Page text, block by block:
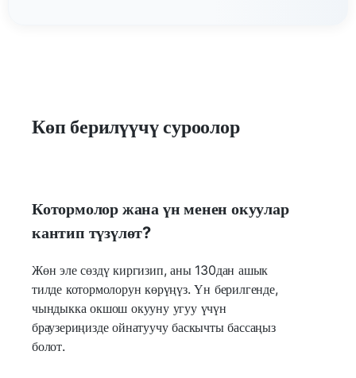
Көп берилүүчү суроолор
Котормолор жана үн менен окуулар
кантип түзүлөт?
Жөн эле сөздү киргизип, аны 130дан ашык
тилде котормолорун көрүңүз. Үн берилгенде,
чындыкка окшош окууну угуу үчүн
браузериңизде ойнатуучу баскычты бассаңыз
болот.